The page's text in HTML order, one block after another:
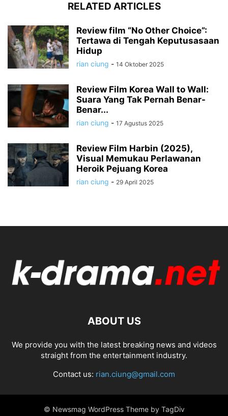
RELATED ARTICLES
Review film “No Other Choice”:
Tertawa di Tengah Keputusasaan
Hidup
rian ciung - 14 Oktober 2025
Review Film Korea Wall to Wall:
Suara Yang Tak Pernah Benar-
Benar...
rian ciung - 17 Agustus 2025
Review Film Harbin (2025),
Visual Memukau Perlawanan
Heroik Pejuang Korea
rian ciung - 29 April 2025
ABOUT US
We provide you with the latest breaking news and videos
straight from the entertainment industry.
Contact us: rian.ciung@gmail.com
© Newsmag WordPress Theme by TagDiv